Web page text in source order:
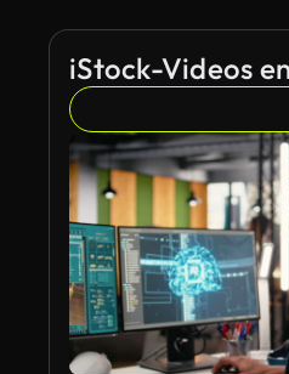
iStock-Videos